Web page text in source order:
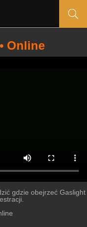
Online
gdzie obejrzeć Gaslight